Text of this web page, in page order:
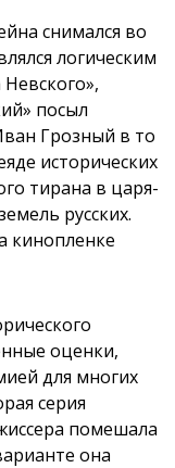
снимался во
логическим
посыл
Грозный в то
исторических
тирана в царя-
русских.
кинопленке
оценки,
для многих
серия
помешала
она